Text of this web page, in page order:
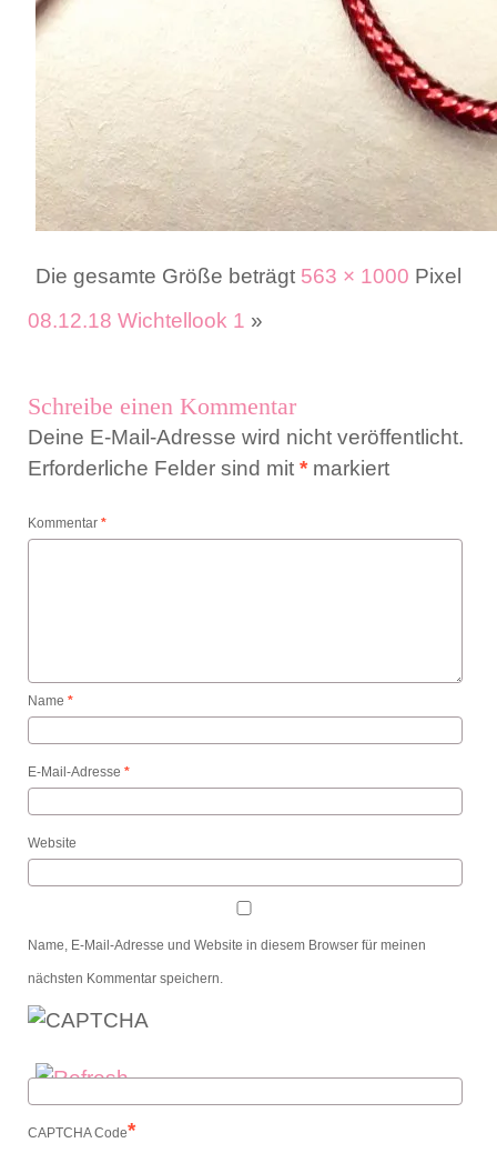
Die gesamte Größe beträgt 563 × 1000 Pixel
08.12.18 Wichtellook 1 »
Schreibe einen Kommentar
Deine E-Mail-Adresse wird nicht veröffentlicht.
Erforderliche Felder sind mit *markiert
Kommentar *
Name *
E-Mail-Adresse *
Website
Name, E-Mail-Adresse und Website in diesem Browser für meinen
nächsten Kommentar speichern.
CAPTCHA Code*